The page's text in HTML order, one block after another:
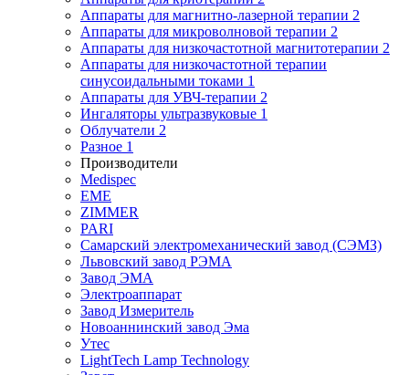
Аппараты для магнитно-лазерной терапии 2
Аппараты для микроволновой терапии 2
Аппараты для низкочастотной магнитотерапии 2
Аппараты для низкочастотной терапии
синусоидальными токами 1
Аппараты для УВЧ-терапии 2
Ингаляторы ультразвуковые 1
Облучатели 2
Разное 1
Производители
Medispec
EME
ZIMMER
PARI
Самарский электромеханический завод (СЭМЗ)
Львовский завод РЭМА
Завод ЭМА
Электроаппарат
Завод Измеритель
Новоаннинский завод Эма
Утес
LightTech Lamp Technology